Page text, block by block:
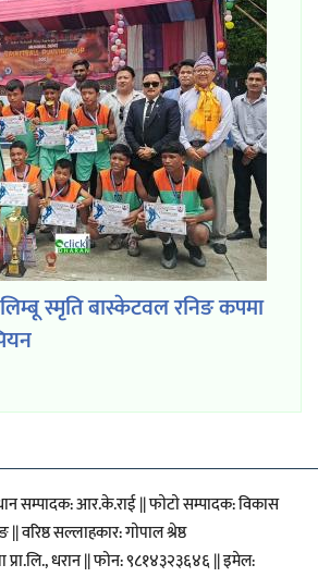
स्मृति बास्केटवल रनिङ कपमा
सम्पादक: आर.के.राई || फाेटाे सम्पादक: विकास
|| वरिष्ठ सल्लाहकार: गाेपाल श्रेष्ठ
प्रा.लि., धरान || फोन: ९८१४३२३६४६ || इमेल: